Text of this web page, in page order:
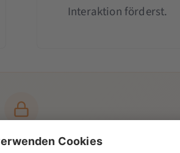
Interaktion förderst.
einer Mitgliedschaft